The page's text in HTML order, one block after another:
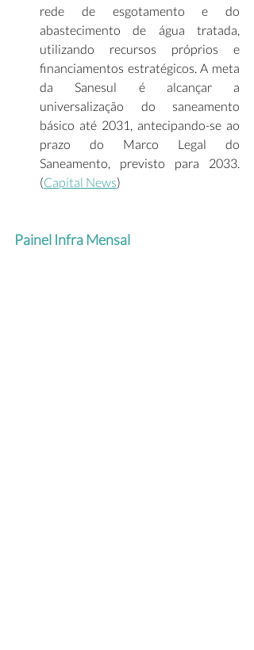
rede de esgotamento e do
abastecimento de água tratada,
utilizando recursos próprios e
financiamentos estratégicos. A meta
da Sanesul é alcançar a
universalização do saneamento
básico até 2031, antecipando-se ao
prazo do Marco Legal do
Saneamento, previsto para 2033.
(Capital News)
Painel Infra Mensal